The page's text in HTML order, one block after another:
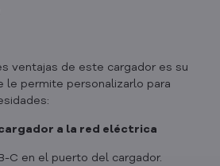
ventajas de este cargador es su
le permite personalizarlo para
a la red eléctrica
C en el puerto del cargador.